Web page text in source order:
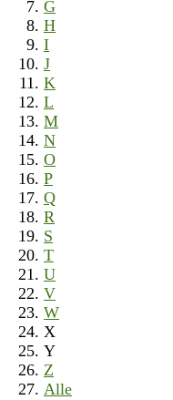
G
H
I
J
K
L
M
N
O
P
Q
R
S
T
U
V
W
X
Y
Z
Alle